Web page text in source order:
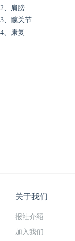
2、肩膀
3、髋关节
4、康复
关于我们
报社介绍
加入我们